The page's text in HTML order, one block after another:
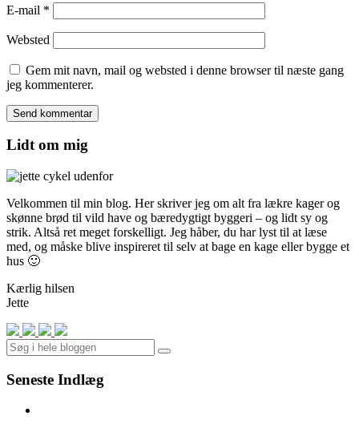
E-mail *
Websted
Gem mit navn, mail og websted i denne browser til næste gang
jeg kommenterer.
Lidt om mig
Velkommen til min blog. Her skriver jeg om alt fra lækre kager og
skønne brød til vild have og bæredygtigt byggeri – og lidt sy og
strik. Altså ret meget forskelligt. Jeg håber, du har lyst til at læse
med, og måske blive inspireret til selv at bage en kage eller bygge et
hus 🙂
Kærlig hilsen
Jette
Search
Seneste Indlæg